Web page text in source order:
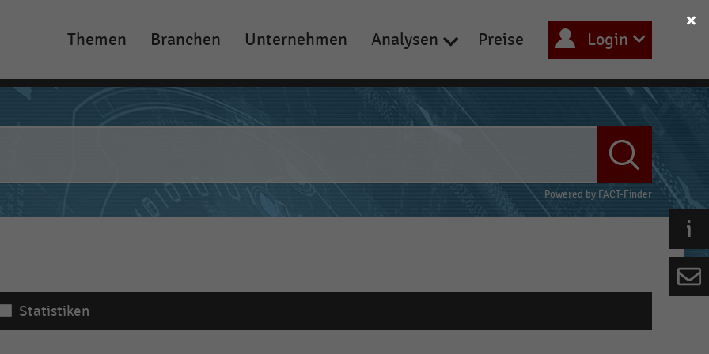
Main
navigation
Themen Branchen Unternehmen Analysen Preise Login
Powered by FACT-Finder
Statistiken